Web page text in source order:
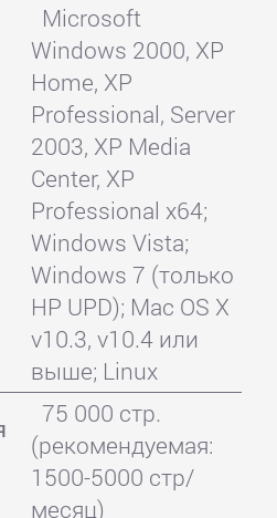
Microsoft
Windows 2000, XP
Home, XP
Professional, Server
2003, XP Media
Center, XP
Professional x64;
Windows Vista;
Windows 7 (только
HP UPD); Mac OS X
v10.3, v10.4 или
выше; Linux
75 000 стр.
(рекомендуемая:
1500-5000 стр/
месяц)